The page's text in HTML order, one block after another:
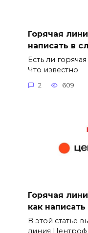
Горячая
написать в
Есть ли
Что известно
2 609
Горячая
как
В этой статье
линия